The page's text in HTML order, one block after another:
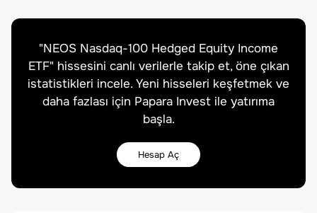
"NEOS Nasdaq-100 Hedged Equity Income
ETF" hissesini canlı verilerle takip et, öne çıkan
istatistikleri incele. Yeni hisseleri keşfetmek ve
daha fazlası için Papara Invest ile yatırıma
başla.
Hesap Aç